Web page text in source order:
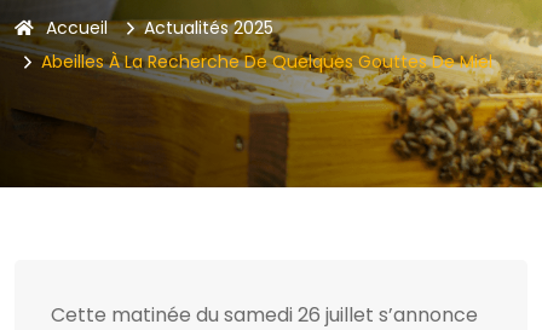
Accueil Actualités 2025
Abeilles À La Recherche De Quelques Gouttes De Miel
Cette matinée du samedi 26 juillet s’annonce